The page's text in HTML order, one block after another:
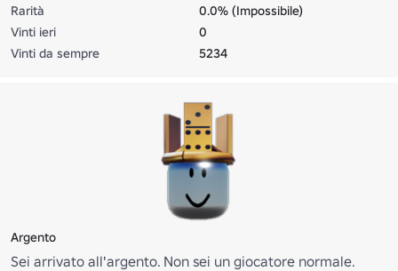
Rarità
0.0% (Impossibile)
Vinti ieri
0
Vinti da sempre
5234
Argento
Sei arrivato all'argento. Non sei un giocatore normale.